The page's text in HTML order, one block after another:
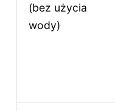
(bez użycia
wody)